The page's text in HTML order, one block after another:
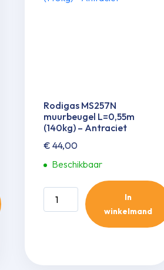
Rodigas MS257N
muurbeugel L=0,55m
(140kg) – Antraciet
€ 44,00
Beschikbaar
muurbeugel
In
winkelmand